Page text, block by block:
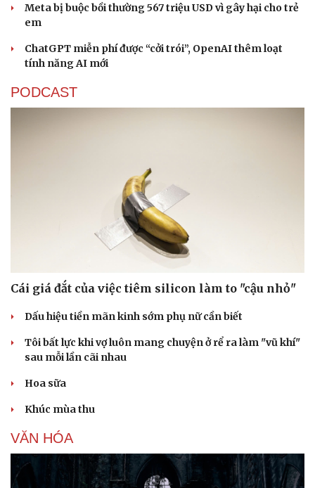
Meta bị buộc bồi thường 567 triệu USD vì gây hại cho trẻ
em
ChatGPT miễn phí được “cởi trói”, OpenAI thêm loạt
tính năng AI mới
PODCAST
Cái giá đắt của việc tiêm silicon làm to "cậu nhỏ"
Dấu hiệu tiền mãn kinh sớm phụ nữ cần biết
Tôi bất lực khi vợ luôn mang chuyện ở rể ra làm "vũ khí"
sau mỗi lần cãi nhau
Hoa sữa
Khúc mùa thu
VĂN HÓA